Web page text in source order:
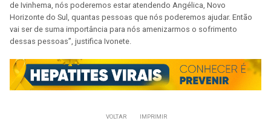
de Ivinhema, nós poderemos estar atendendo Angélica, Novo
Horizonte do Sul, quantas pessoas que nós poderemos ajudar. Então
vai ser de suma importância para nós amenizarmos o sofrimento
dessas pessoas”, justifica Ivonete.
VOLTAR IMPRIMIR